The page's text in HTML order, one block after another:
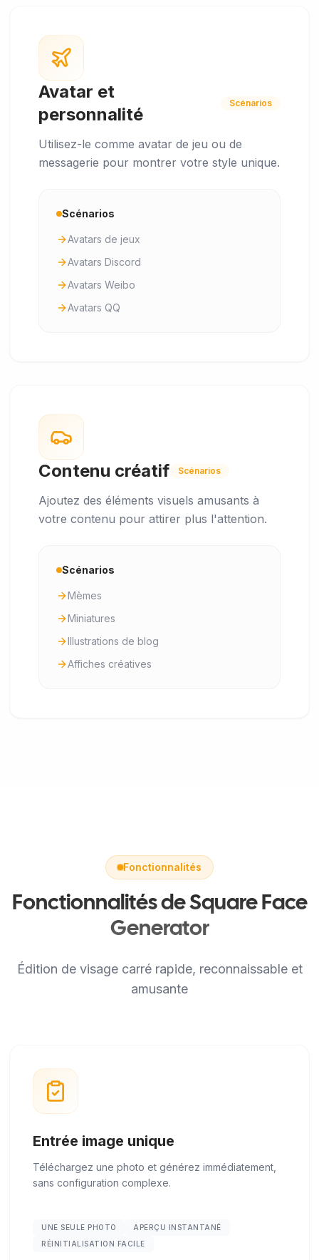
Avatar et
personnalité
Scénarios
Utilisez-le comme avatar de jeu ou de
messagerie pour montrer votre style unique.
Scénarios
Avatars de jeux
Avatars Discord
Avatars Weibo
Avatars QQ
Contenu créatif Scénarios
Ajoutez des éléments visuels amusants à
votre contenu pour attirer plus l'attention.
Scénarios
Mèmes
Miniatures
Illustrations de blog
Affiches créatives
Fonctionnalités
Fonctionnalités de Square Face
Generator
Édition de visage carré rapide, reconnaissable et
amusante
Entrée image unique
Téléchargez une photo et générez immédiatement,
sans configuration complexe.
UNE SEULE PHOTO
APERÇU INSTANTANÉ
RÉINITIALISATION FACILE